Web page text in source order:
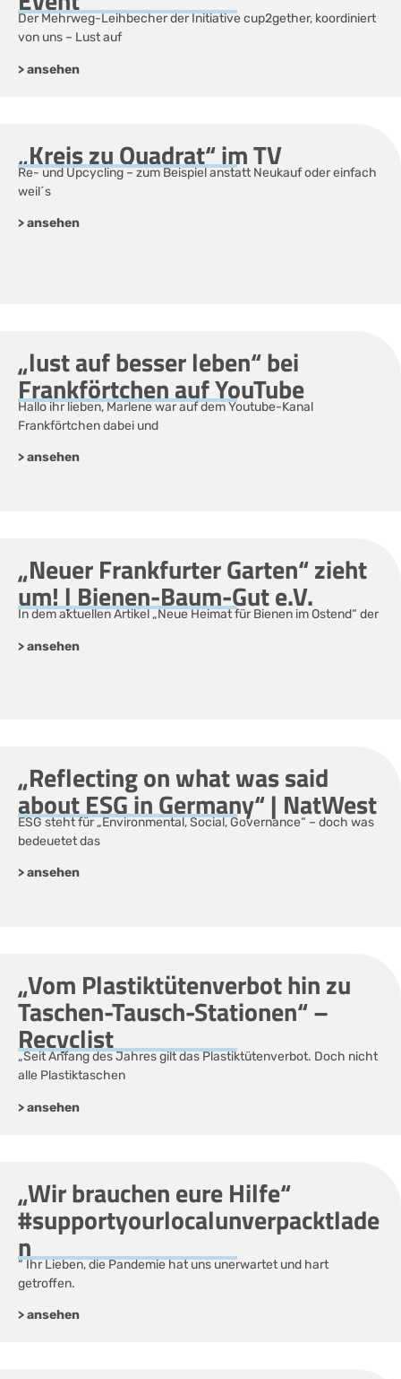
Der Mehrweg-Leihbecher der Initiative cup2gether, koordiniert
von uns – Lust auf
> ansehen
„Kreis zu Quadrat“ im TV
Re- und Upcycling – zum Beispiel anstatt Neukauf oder einfach
weil´s
> ansehen
„lust auf besser leben“ bei
Frankförtchen auf YouTube
Hallo ihr lieben, Marlene war auf dem Youtube-Kanal
Frankförtchen dabei und
> ansehen
„Neuer Frankfurter Garten“ zieht
um! | Bienen-Baum-Gut e.V.
In dem aktuellen Artikel „Neue Heimat für Bienen im Ostend“ der
> ansehen
„Reflecting on what was said
about ESG in Germany“ | NatWest
ESG steht für „Environmental, Social, Governance“ – doch was
bedeuetet das
> ansehen
„Vom Plastiktütenverbot hin zu
Taschen-Tausch-Stationen“ –
Recyclist
„Seit Anfang des Jahres gilt das Plastiktütenverbot. Doch nicht
alle Plastiktaschen
> ansehen
„Wir brauchen eure Hilfe“
#supportyourlocalunverpacktlade
n
“ Ihr Lieben, die Pandemie hat uns unerwartet und hart
getroffen.
> ansehen